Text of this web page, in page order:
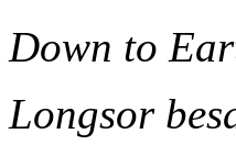
Down to
Longsor